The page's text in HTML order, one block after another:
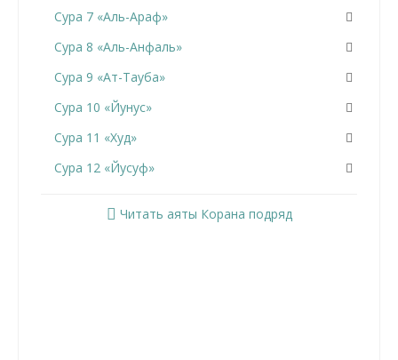
Сура 7 «Аль-Араф»
Сура 8 «Аль-Анфаль»
Сура 9 «Ат-Тауба»
Сура 10 «Йунус»
Сура 11 «Худ»
Сура 12 «Йусуф»
Читать аяты Корана подряд